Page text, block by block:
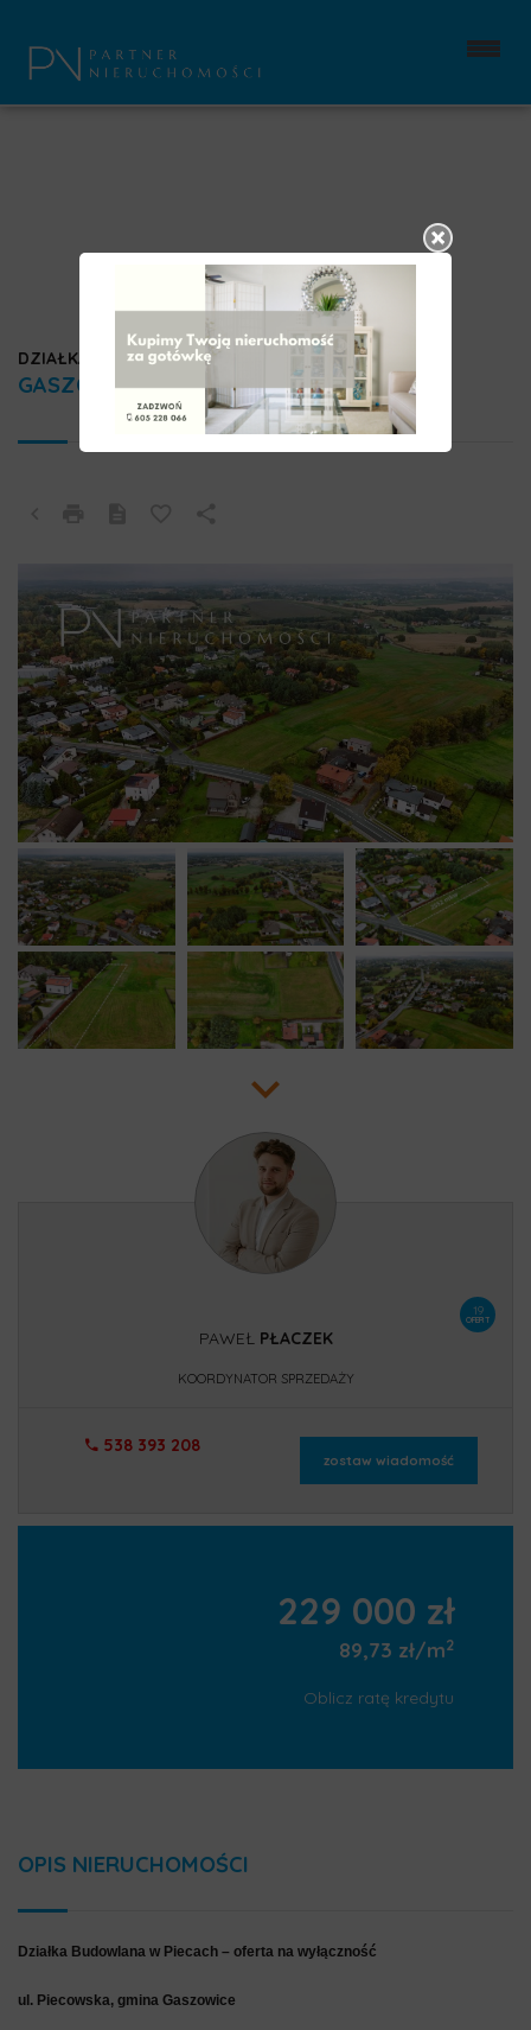
GASZOWICE, PIECE
DZIAŁKA NA SPRZEDAŻ
19
OFERT
PAWEŁ PŁACZEK
KOORDYNATOR SPRZEDAŻY
538 393 208
zostaw wiadomość
229 000 zł
89,73 zł/m2
Oblicz ratę kredytu
OPIS NIERUCHOMOŚCI
Działka Budowlana w Piecach – oferta na wyłączność
ul. Piecowska, gmina Gaszowice